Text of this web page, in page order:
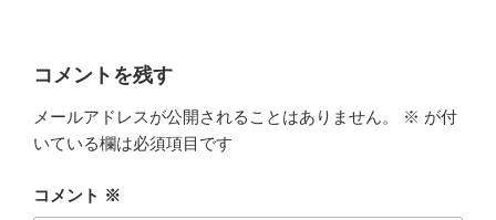
コメントを残す
メールアドレスが公開されることはありません。 ※ が付
いている欄は必須項目です
コメント ※